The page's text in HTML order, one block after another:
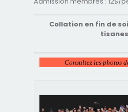
Collation en fin de
tisanes
Consultez les photos